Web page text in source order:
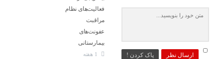
ارسال نظر
پاک کردن !
فعالیت‌های نظام
مراقبت
عفونت‌های
بیمارستانی